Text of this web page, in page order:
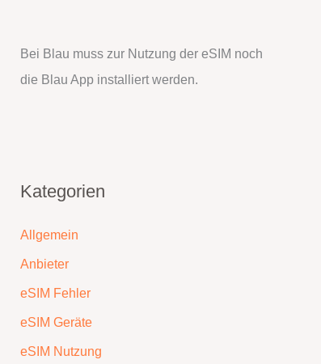
Bei Blau muss zur Nutzung der eSIM noch
die Blau App installiert werden.
Kategorien
Allgemein
Anbieter
eSIM Fehler
eSIM Geräte
eSIM Nutzung